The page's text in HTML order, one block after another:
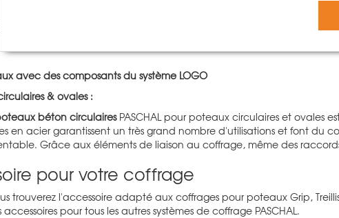
variables avec notre traditionnel Treillis
Les éléments du
pour poteaux Treillis
variable, les poteaux en béton armé
avec des composants du système LOGO
& ovales :
béton circulairesPASCHAL pour poteaux circulaires et ovales
en acier garantissent un très grand nombre d'utilisations et font du
Grâce aux éléments de liaison au coffrage, même des
pour votre coffrage
trouverez l'accessoire adapté aux coffrages pour poteaux Grip,
pour tous les autres systèmes de coffrage PASCHAL.